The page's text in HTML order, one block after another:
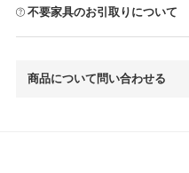
不要家具のお引取りについて
商品について問い合わせる